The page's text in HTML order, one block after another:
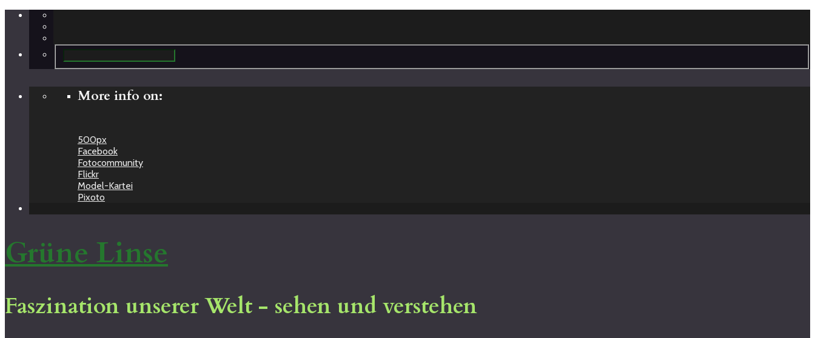
More info on:
500px
Facebook
Fotocommunity
Flickr
Model-Kartei
Pixoto
Grüne Linse
Faszination unserer Welt - sehen und verstehen